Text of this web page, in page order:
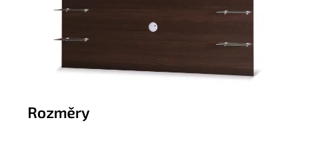
Rozměry